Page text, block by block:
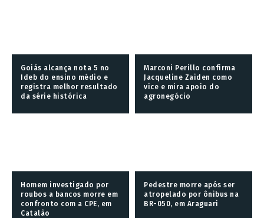
Goiás alcança nota 5 no
Ideb do ensino médio e
registra melhor resultado
da série histórica
Marconi Perillo confirma
Jacqueline Zaiden como
vice e mira apoio do
agronegócio
Homem investigado por
roubos a bancos morre em
confronto com a CPE, em
Catalão
Pedestre morre após ser
atropelado por ônibus na
BR-050, em Araguari